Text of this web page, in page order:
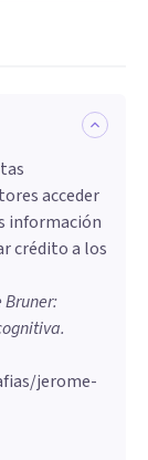
acceder
información
crédito a los
Bruner:
.
jerome-